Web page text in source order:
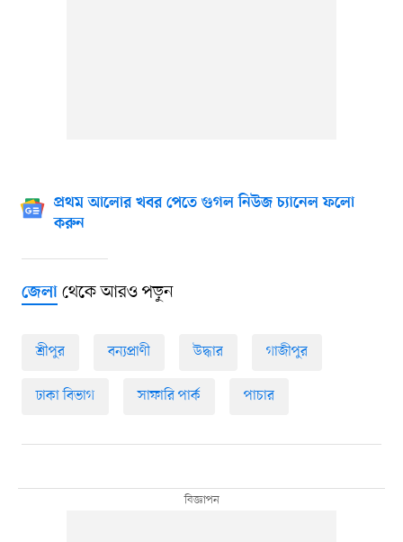
প্রথম আলোর খবর পেতে গুগল নিউজ চ্যানেল ফলো
করুন
জেলাথেকে আরও পড়ুন
শ্রীপুর বন্যপ্রাণী উদ্ধার গাজীপুর
ঢাকা বিভাগ সাফারি পার্ক পাচার